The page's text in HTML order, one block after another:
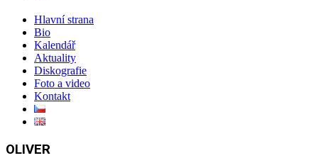
Hlavní strana
Bio
Kalendář
Aktuality
Diskografie
Foto a video
Kontakt
OLIVER